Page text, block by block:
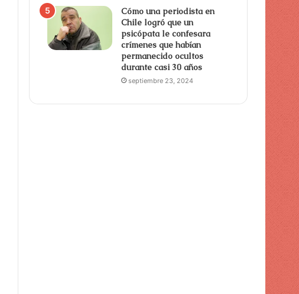
Cómo una periodista en
Chile logró que un
psicópata le confesara
crímenes que habían
permanecido ocultos
durante casi 30 años
septiembre 23, 2024